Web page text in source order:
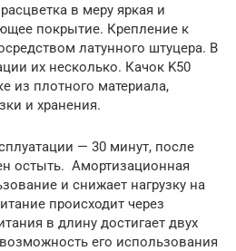
в меру яркая и
покрытие. Крепление к
латунного штуцера. В
их несколько. Качок K50
из плотного материала,
и хранения.
— 30 минут, после
остыть. Амортизационная
и снижает нагрузку на
происходит через
в длину достигает двух
его использования